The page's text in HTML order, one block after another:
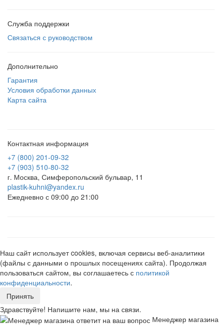
Служба поддержки
Связаться с руководством
Дополнительно
Гарантия
Условия обработки данных
Карта сайта
Контактная информация
+7 (800) 201-09-32
+7 (903) 510-80-32
г. Москва, Симферопольский бульвар, 11
plastik-kuhni@yandex.ru
Ежедневно с 09:00 до 21:00
Наш сайт использует cookies, включая сервисы веб-аналитики
(файлы с данными о прошлых посещениях сайта). Продолжая
пользоваться сайтом, вы соглашаетесь с политикой
конфиденциальности.
Принять
Здравствуйте! Напишите нам, мы на связи.
Менеджер магазина